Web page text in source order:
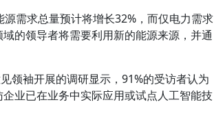
需求总量预计将增长32%，而仅电力需求
的领导者将需要利用新的能源来源，并通
领袖开展的调研显示，91%的受访者认为
业已在业务中实际应用或试点人工智能技